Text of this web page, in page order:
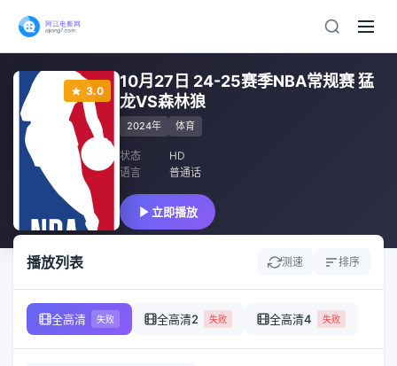
3.0
10月27日 24-25赛季NBA常规赛 猛
龙VS森林狼
2024年 体育
状态
HD
语言
普通话
立即播放
播放列表 测速 排序
全高清 失败 全高清2 失败 全高清4 失败